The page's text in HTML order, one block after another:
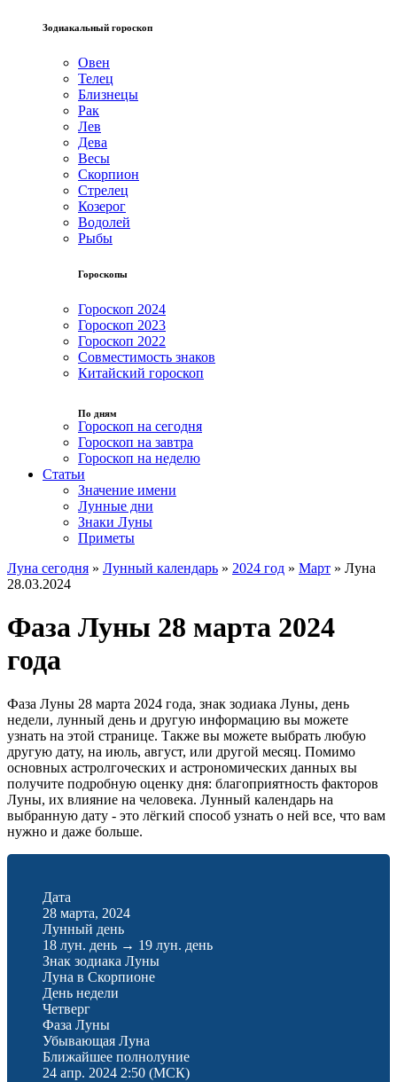
Зодиакальный гороскоп
Овен
Телец
Близнецы
Рак
Лев
Дева
Весы
Скорпион
Стрелец
Козерог
Водолей
Рыбы
Гороскопы
Гороскоп 2024
Гороскоп 2023
Гороскоп 2022
Совместимость знаков
Китайский гороскоп
По дням
Гороскоп на сегодня
Гороскоп на завтра
Гороскоп на неделю
Статьи
Значение имени
Лунные дни
Знаки Луны
Приметы
Луна сегодня » Лунный календарь » 2024 год » Март » Луна
28.03.2024
Фаза Луны 28 марта 2024
года
Фаза Луны 28 марта 2024 года, знак зодиака Луны, день
недели, лунный день и другую информацию вы можете
узнать на этой странице. Также вы можете выбрать любую
другую дату, на июль, август, или другой месяц. Помимо
основных астролгоческих и астрономических данных вы
получите подробную оценку дня: благоприятность факторов
Луны, их влияние на человека. Лунный календарь на
выбранную дату - это лёгкий способ узнать о ней все, что вам
нужно и даже больше.
Дата
28 марта, 2024
Лунный день
18 лун. день → 19 лун. день
Знак зодиака Луны
Луна в Скорпионе
День недели
Четверг
Фаза Луны
Убывающая Луна
Ближайшее полнолуние
24 апр. 2024 2:50 (МСК)